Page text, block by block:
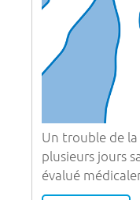
Un trouble de
plusieurs jours
évalué